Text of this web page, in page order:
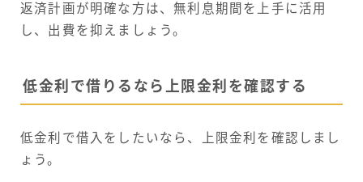
返済計画が明確な方は、無利息期間を上手に活用
し、出費を抑えましょう。
低金利で借りるなら上限金利を確認する
低金利で借入をしたいなら、上限金利を確認しまし
ょう。